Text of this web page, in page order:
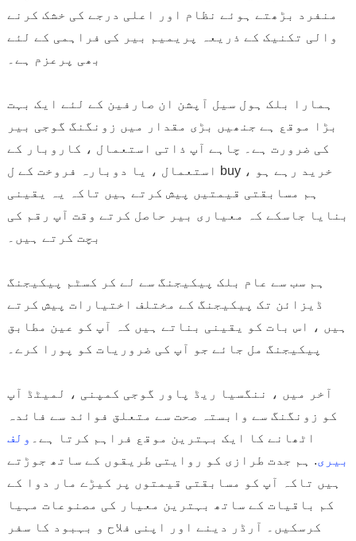
منفرد بڑھتے ہوئے نظام اور اعلی درجے کی خشک کرنے
والی تکنیک کے ذریعہ پریمیم بیر کی فراہمی کے لئے
بھی پرعزم ہے۔
ہمارا بلک ہول سیل آپشن ان صارفین کے لئے ایک بہت
بڑا موقع ہے جنھیں بڑی مقدار میں زونگنگ گوجی بیر
کی ضرورت ہے۔ چاہے آپ ذاتی استعمال ، کاروبار کے
استعمال ، یا دوبارہ فروخت کے ل buy خرید رہے ہو ،
ہم مسابقتی قیمتیں پیش کرتے ہیں تاکہ یہ یقینی
بنایا جاسکے کہ معیاری بیر حاصل کرتے وقت آپ رقم کی
بچت کرتے ہیں۔
ہم سب سے عام بلک پیکیجنگ سے لے کر کسٹم پیکیجنگ
ڈیزائن تک پیکیجنگ کے مختلف اختیارات پیش کرتے
ہیں ، اس بات کو یقینی بناتے ہیں کہ آپ کو عین مطابق
پیکیجنگ مل جائے جو آپ کی ضروریات کو پورا کرے۔
آخر میں ، ننگسیا ریڈ پاور گوجی کمپنی ، لمیٹڈ آپ
کو زونگنگ سے وابستہ صحت سے متعلق فوائد سے فائدہ
اٹھانے کا ایک بہترین موقع فراہم کرتا ہے۔
ولف
بیری. ہم جدت طرازی کو روایتی طریقوں کے ساتھ جوڑتے
ہیں تاکہ آپ کو مسابقتی قیمتوں پر کیڑے مار دوا کے
کم باقیات کے ساتھ بہترین معیار کی مصنوعات مہیا
کرسکیں۔ آرڈر دینے اور اپنی فلاح و بہبود کا سفر